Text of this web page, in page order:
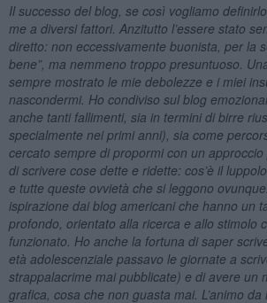
Il successo del blog, se così vogliamo
me a diversi fattori. Anzitutto l’essere stato
diretto: non eccessivamente buonista, per la
bene”, ma nemmeno troppo presuntuoso.
sempre mostrato le mie debolezze e i miei
nascondermi. Ho condiviso sul blog
anche tanti fallimenti, sia in termini di birre
specialmente nei primi anni), sia come
cercato sempre di propormi con un
di scrivere cose dette e ridette: cos’è il
e tutte queste ovvietà che si leggono
ispirazione dai blog americani che hanno un
profondo, orientato alla ricerca e allo stimolo
funzionato. Ho anche la fortuna di saper
età adolescenziale passavo le giornate a
strappalacrime mai pubblicate) e di avere un
grafica, cosa che non guasta mai. L’animo